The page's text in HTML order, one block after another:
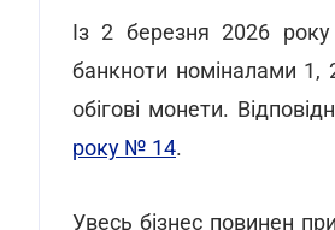
Із 2 березня 2026 року
банкноти номіналами 1,
обігові монети.
року № 14.
Увесь бізнес повинен